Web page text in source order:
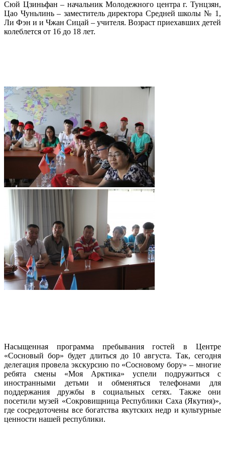
Сюй Цзиньфан – начальник Молодежного центра г. Тунцзян,
Цао Чуньлинь – заместитель директора Средней школы № 1,
Ли Фэн и и Чжан Сицай – учителя. Возраст приехавших детей
колеблется от 16 до 18 лет.
Насыщенная программа пребывания гостей в Центре
«Сосновый бор» будет длиться до 10 августа. Так, сегодня
делегация провела экскурсию по «Сосновому бору» – многие
ребята смены «Моя Арктика» успели подружиться с
иностранными детьми и обменяться телефонами для
поддержания дружбы в социальных сетях. Также они
посетили музей «Сокровищница Республики Саха (Якутия)»,
где сосредоточены все богатства якутских недр и культурные
ценности нашей республики.